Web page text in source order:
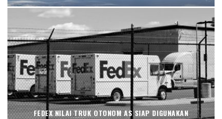
FEDEX NILAI TRUK OTONOM AS SIAP DIGUNAKAN